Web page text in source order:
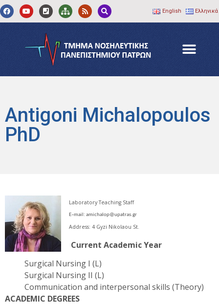
English Ελληνικά
Antigoni Michalopoulos
PhD
Laboratory Teaching Staff
E–mail: amichalop@upatras.gr
Address: 4 Gyzi Nikolaou St.
Current Academic Year
Surgical Nursing Ι (L)
Surgical Nursing ΙΙ (L)
Communication and interpersonal skills (Theory)
ACADEMIC DEGREES